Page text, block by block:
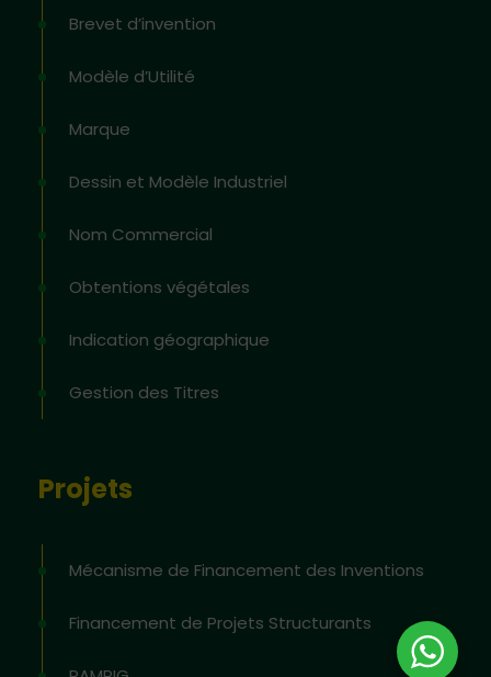
Brevet d’invention
Modèle d’Utilité
Marque
Dessin et Modèle Industriel
Nom Commercial
Obtentions végétales
Indication géographique
Gestion des Titres
Projets
Mécanisme de Financement des Inventions
Financement de Projets Structurants